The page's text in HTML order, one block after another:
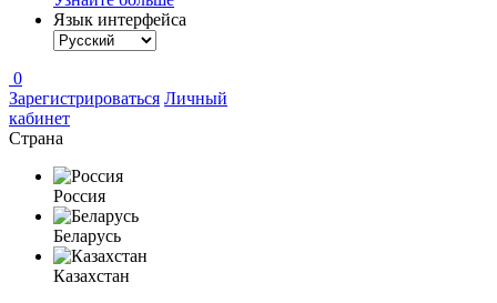
Язык интерфейса
0
Зарегистрироваться Личный
кабинет
Страна
Россия
Беларусь
Казахстан